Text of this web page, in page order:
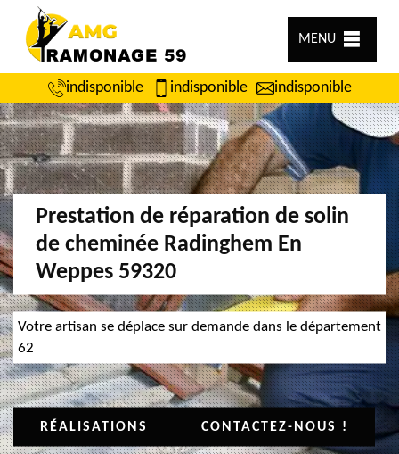
MENU
indisponible indisponible indisponible
Prestation de réparation de solin
de cheminée Radinghem En
Weppes 59320
Votre artisan se déplace sur demande dans le département
62
RÉALISATIONS CONTACTEZ-NOUS !